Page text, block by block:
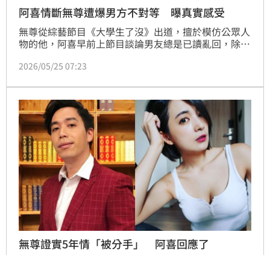
阿喜情斷無尊遭爆男方不對等 曝真實感受
無尊從綜藝節目《大學生了沒》出道，擅於模仿公眾人
物的他，阿喜早前上節目談論男友總是已讀亂回，除了
只用貼圖溝通，甚至直言有在考慮分手。昨無尊出席活
在感情有不順之處。
2026/05/25 07:23
無尊證實5年情「被分手」 阿喜回應了